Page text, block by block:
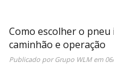
Como escolher o
caminhão e operação
Publicado porGrupo WLMem